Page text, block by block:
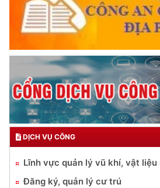
DỊCH VỤ CÔNG
Lĩnh vực quản lý vũ khí, vật
Đăng ký, quản lý cư trú